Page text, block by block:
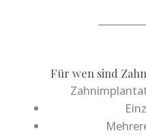
Für wen sind